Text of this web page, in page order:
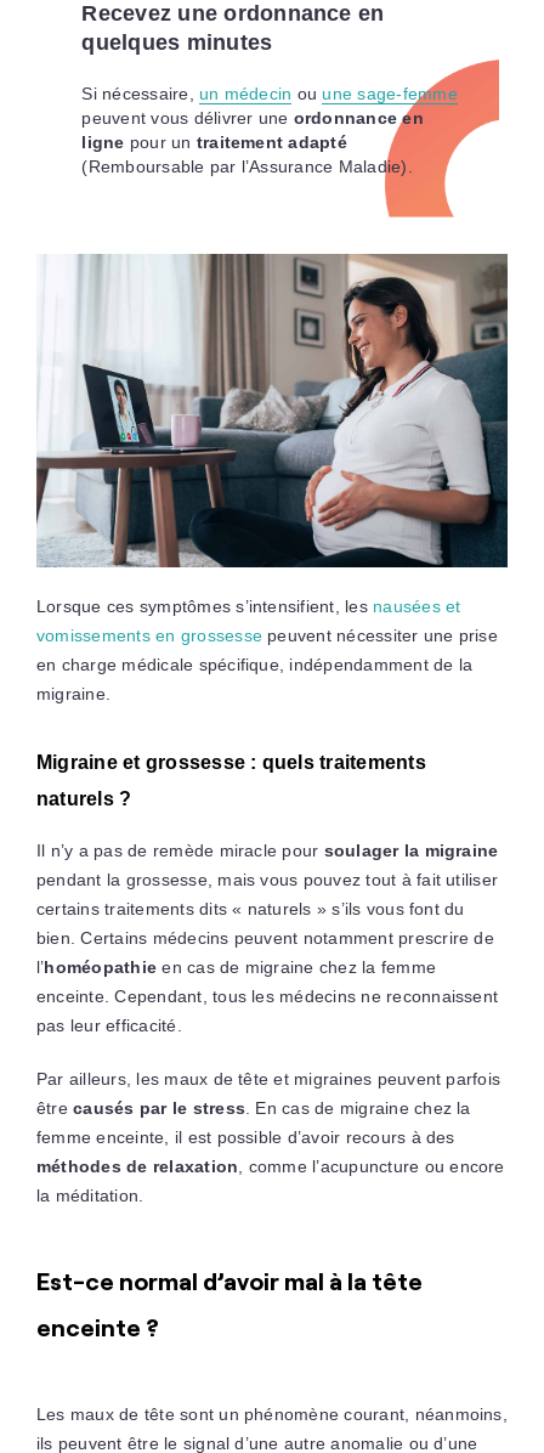
Recevez une ordonnance en
quelques minutes
Si nécessaire, un médecin ou une sage-femme
peuvent vous délivrer une ordonnance en
ligne pour un traitement adapté
(Remboursable par l’Assurance Maladie).
Lorsque ces symptômes s’intensifient, les nausées et
vomissements en grossesse peuvent nécessiter une prise
en charge médicale spécifique, indépendamment de la
migraine.
Migraine et grossesse : quels traitements
naturels ?
Il n’y a pas de remède miracle pour soulager la migraine
pendant la grossesse, mais vous pouvez tout à fait utiliser
certains traitements dits « naturels » s’ils vous font du
bien. Certains médecins peuvent notamment prescrire de
l’homéopathie en cas de migraine chez la femme
enceinte. Cependant, tous les médecins ne reconnaissent
pas leur efficacité.
Par ailleurs, les maux de tête et migraines peuvent parfois
êtrecausés par le stress. En cas de migraine chez la
femme enceinte, il est possible d’avoir recours à des
méthodes de relaxation, comme l’acupuncture ou encore
la méditation.
Est-ce normal d’avoir mal à la tête
enceinte ?
Les maux de tête sont un phénomène courant, néanmoins,
ils peuvent être le signal d’une autre anomalie ou d’une